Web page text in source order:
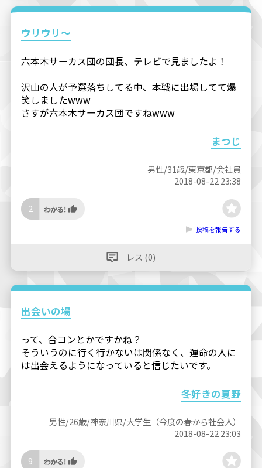
ウリウリ〜
六本木サーカス団の団長、テレビで見ましたよ！
沢山の人が予選落ちしてる中、本戦に出場してて爆
笑しましたwww
さすが六本木サーカス団ですねwww
まつじ
男性/31歳/東京都/会社員
2018-08-22 23:38
2
投稿を報告する
レス (0)
出会いの場
って、合コンとかですかね？
そういうのに行く行かないは関係なく、運命の人に
は出会えるようになっていると信じたいです。
冬好きの夏野
男性/26歳/神奈川県/大学生（今度の春から社会人）
2018-08-22 23:03
9